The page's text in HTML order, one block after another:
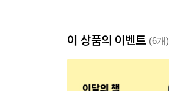
이 상품의 이벤트 (6개)